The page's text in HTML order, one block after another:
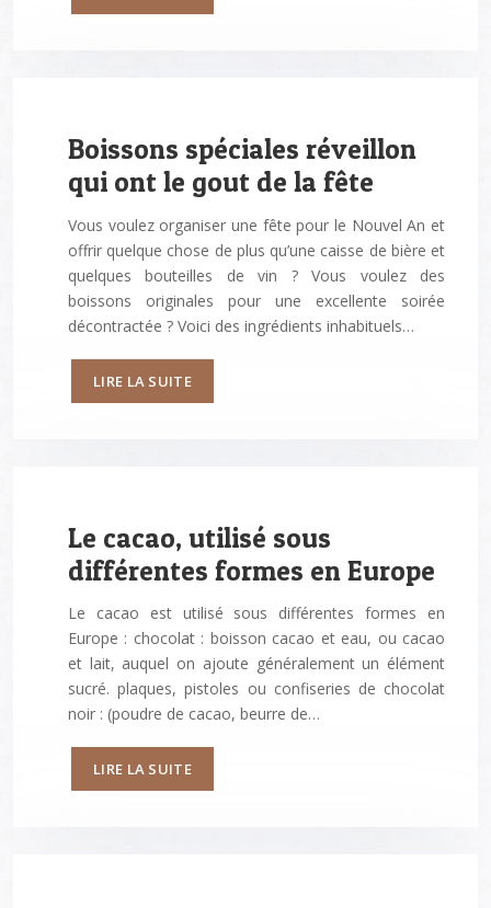
Boissons spéciales réveillon
qui ont le gout de la fête
Vous voulez organiser une fête pour le Nouvel An et
offrir quelque chose de plus qu’une caisse de bière et
quelques bouteilles de vin ? Vous voulez des
boissons originales pour une excellente soirée
décontractée ? Voici des ingrédients inhabituels…
LIRE LA SUITE
Le cacao, utilisé sous
différentes formes en Europe
Le cacao est utilisé sous différentes formes en
Europe : chocolat : boisson cacao et eau, ou cacao
et lait, auquel on ajoute généralement un élément
sucré. plaques, pistoles ou confiseries de chocolat
noir : (poudre de cacao, beurre de…
LIRE LA SUITE